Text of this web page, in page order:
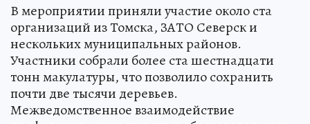
В мероприятии приняли участие около ста
организаций из Томска, ЗАТО Северск и
нескольких муниципальных районов.
Участники собрали более ста шестнадцати
тонн макулатуры, что позволило сохранить
почти две тысячи деревьев.
Межведомственное взаимодействие